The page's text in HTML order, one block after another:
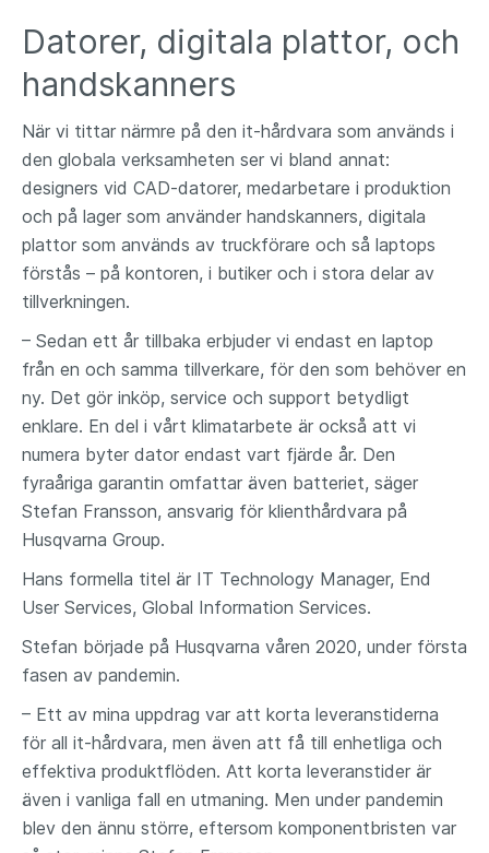
procent. I år införs dessutom nya processer för
livscykelhantering, som ytterligare stärker
koncernens hållbarhetsprofil. Äldre datorer
återtas med automatik, transporteras till ett
certifierat återtagscenter där de antingen får ett
andra liv (efter återställning och uppfräschning),
eller återvinns på ett säkert och hållbart sätt.
Stefan Fransson, ansvarig för klienthårdvara på
Husqvarna Group, värdesätter enkelheten i
produkthanteringen:
person på Atea som jag hör av mig till oavsett
ärende, säger han.
Vägen dit
Atea hjälper Husqvarna Group med upphandling av
leverantörer och e-handelsintegration för alla
världsdelar, med lager på tio siter för snabba
leveranser. Återtagstjänsterna är kopplade till
Husqvarnas tre huvudsiter i Sverige, Tyskland och
USA.
Nästa steg är att få till en enhetlig
konferensutrustning världen över.
– Enhetlighet ger en mycket enklare service och
support, konstaterar Stefan Fransson.
Datorer, digitala plattor, och
handskanners
När vi tittar närmre på den it-hårdvara som används i
den globala verksamheten ser vi bland annat:
designers vid CAD-datorer, medarbetare i produktion
och på lager som använder handskanners, digitala
plattor som används av truckförare och så laptops
förstås – på kontoren, i butiker och i stora delar av
tillverkningen.
– Sedan ett år tillbaka erbjuder vi endast en laptop
från en och samma tillverkare, för den som behöver en
ny. Det gör inköp, service och support betydligt
enklare. En del i vårt klimatarbete är också att vi
numera byter dator endast vart fjärde år. Den
fyraåriga garantin omfattar även batteriet, säger
Stefan Fransson, ansvarig för klienthårdvara på
Husqvarna Group.
Hans formella titel är IT Technology Manager, End
User Services, Global Information Services.
Stefan började på Husqvarna våren 2020, under första
fasen av pandemin.
– Ett av mina uppdrag var att korta leveranstiderna
för all it-hårdvara, men även att få till enhetliga och
effektiva produktflöden. Att korta leveranstider är
även i vanliga fall en utmaning. Men under pandemin
blev den ännu större, eftersom komponentbristen var